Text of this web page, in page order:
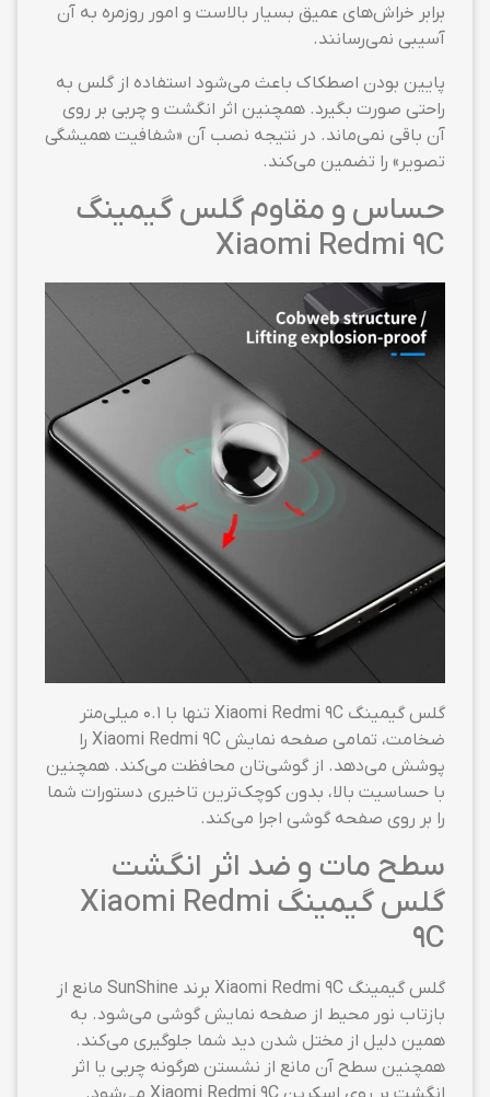
برابر خراش‌های عمیق بسیار بالاست و امور روزمره به آن
آسیبی نمی‌رسانند.
پایین بودن اصطکاک باعث می‌شود استفاده از گلس به
راحتی صورت بگیرد. همچنین اثر انگشت و چربی بر روی
آن باقی نمی‌ماند. در نتیجه نصب آن «شفافیت همیشگی
تصویر» را تضمین می‌کند.
حساس و مقاوم گلس گیمینگ
Xiaomi Redmi 9C
گلس گیمینگ Xiaomi Redmi 9C تنها با ۰.۱ میلی‌متر
ضخامت، تمامی صفحه نمایش Xiaomi Redmi 9C را
پوشش می‌دهد. از گوشی‌تان محافظت می‌کند. همچنین
با حساسیت بالا، بدون کوچک‌ترین تاخیری دستورات شما
را بر روی صفحه گوشی اجرا می‌کند.
سطح مات و ضد اثر انگشت
گلس گیمینگ Xiaomi Redmi
9C
گلس گیمینگ Xiaomi Redmi 9C برند SunShine مانع از
بازتاب نور محیط از صفحه نمایش گوشی می‌شود. به
همین دلیل از مختل شدن دید شما جلوگیری می‌کند.
همچنین سطح آن مانع از نشستن هرگونه چربی یا اثر